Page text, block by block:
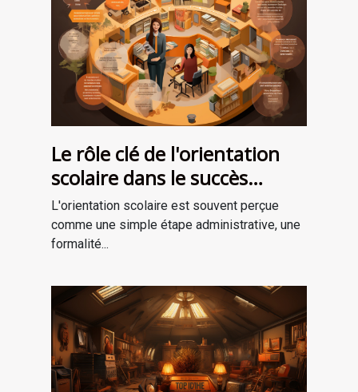
Le rôle clé de l'orientation
scolaire dans le succès
professionnel
L'orientation scolaire est souvent perçue
comme une simple étape administrative, une
formalité...